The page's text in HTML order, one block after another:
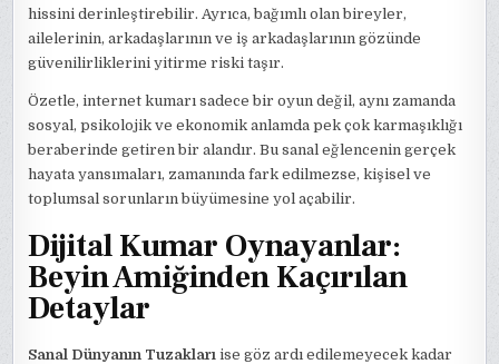
hissini derinleştirebilir. Ayrıca, bağımlı olan bireyler,
ailelerinin, arkadaşlarının ve iş arkadaşlarının gözünde
güvenilirliklerini yitirme riski taşır.
Özetle, internet kumarı sadece bir oyun değil, aynı zamanda
sosyal, psikolojik ve ekonomik anlamda pek çok karmaşıklığı
beraberinde getiren bir alandır. Bu sanal eğlencenin gerçek
hayata yansımaları, zamanında fark edilmezse, kişisel ve
toplumsal sorunların büyümesine yol açabilir.
Dijital Kumar Oynayanlar:
Beyin Amiğinden Kaçırılan
Detaylar
Sanal Dünyanın Tuzakları ise göz ardı edilemeyecek kadar